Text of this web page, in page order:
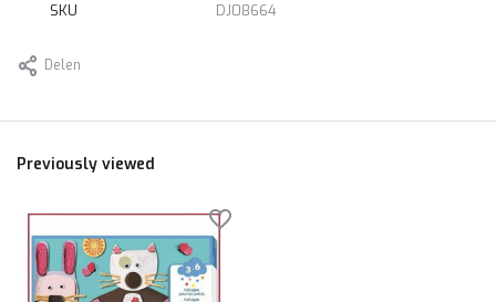
SKU DJ08664
Delen
Previously viewed